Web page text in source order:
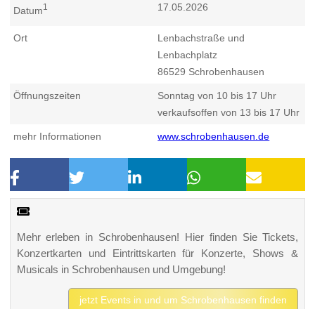
Datum1 17.05.2026
Ort
Lenbachstraße und
Lenbachplatz
86529 Schrobenhausen
Öffnungszeiten
Sonntag von 10 bis 17 Uhr
verkaufsoffen von 13 bis 17 Uhr
mehr Informationen www.schrobenhausen.de
Mehr erleben in Schrobenhausen! Hier finden Sie Tickets,
Konzertkarten und Eintrittskarten für Konzerte, Shows &
Musicals in Schrobenhausen und Umgebung!
jetzt Events in und um Schrobenhausen finden